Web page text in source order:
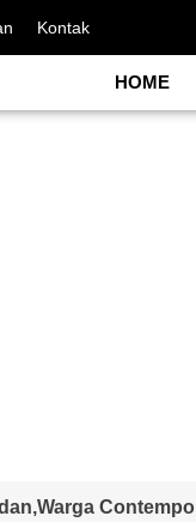
Kontak
HOME